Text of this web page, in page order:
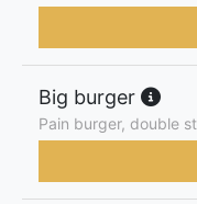
Big burger
Pain burger, double